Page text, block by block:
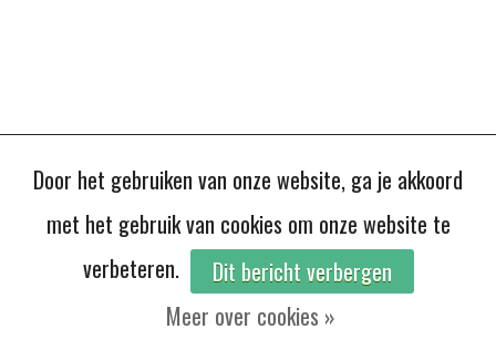
Door het gebruiken van onze website, ga je akkoord
met het gebruik van cookies om onze website te
verbeteren.
Dit bericht verbergen
Meer over cookies »